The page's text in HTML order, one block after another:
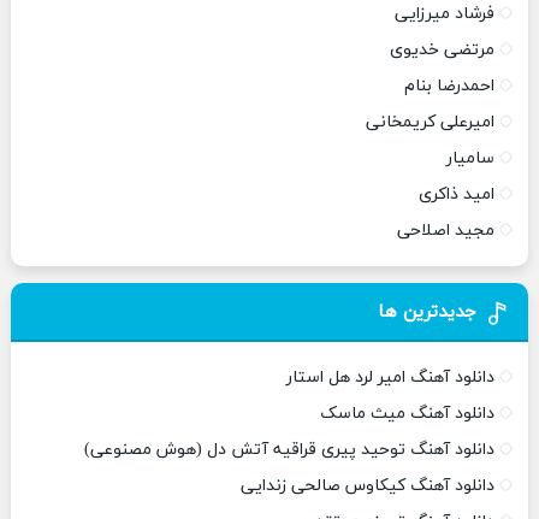
فرشاد میرزایی
مرتضی خدیوی
احمدرضا بنام
امیرعلی کریمخانی
سامیار
امید ذاکری
مجید اصلاحی
جدیدترین ها
دانلود آهنگ امیر لرد هل استار
دانلود آهنگ میث ماسک
دانلود آهنگ توحید پیری قراقیه آتش دل (هوش مصنوعی)
دانلود آهنگ کیکاوس صالحی زندایی